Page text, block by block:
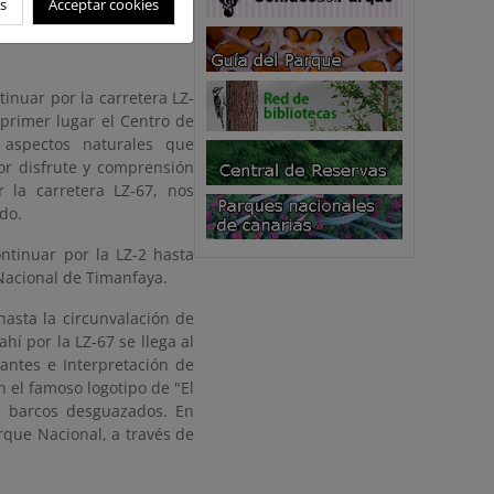
con el Centro de
por la carretera LZ-
lugar el Centro de
naturales que
disfrute y comprensión
carretera LZ-67, nos
por la LZ-2 hasta
de Timanfaya.
la circunvalación de
por la LZ-67 se llega al
e Interpretación de
el famoso logotipo de "El
desguazados. En
Nacional, a través de
Acceptar cookies